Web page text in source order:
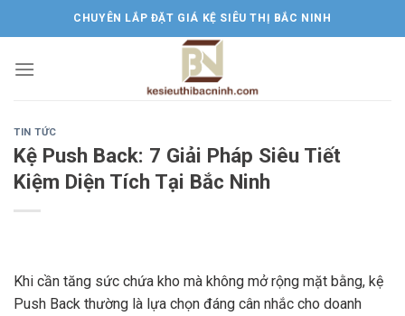
to
CHUYÊN LẮP ĐẶT GIÁ KỆ SIÊU THỊ BẮC NINH
TIN TỨC
Kệ Push Back: 7 Giải Pháp Siêu Tiết
Kiệm Diện Tích Tại Bắc Ninh
Khi cần tăng sức chứa kho mà không mở rộng mặt bằng, kệ
Push Back thường là lựa chọn đáng cân nhắc cho doanh